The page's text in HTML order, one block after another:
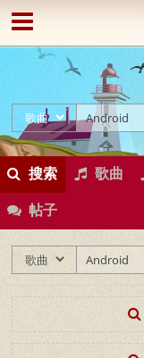
搜索 歌曲
帖子